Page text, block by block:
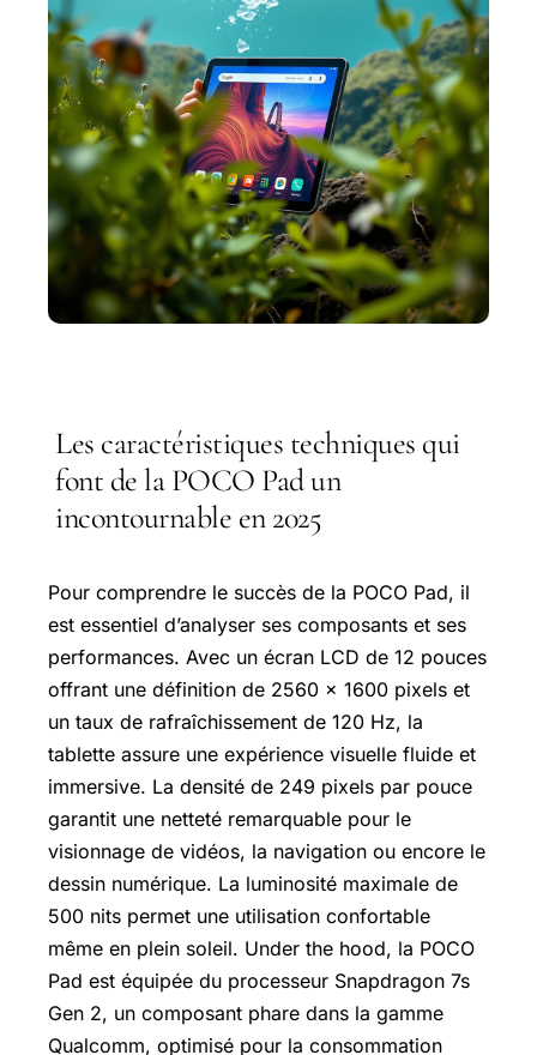
Les caractéristiques techniques qui
font de la POCO Pad un
incontournable en 2025
Pour comprendre le succès de la POCO Pad, il
est essentiel d’analyser ses composants et ses
performances. Avec un écran LCD de 12 pouces
offrant une définition de 2560 x 1600 pixels et
un taux de rafraîchissement de 120 Hz, la
tablette assure une expérience visuelle fluide et
immersive. La densité de 249 pixels par pouce
garantit une netteté remarquable pour le
visionnage de vidéos, la navigation ou encore le
dessin numérique. La luminosité maximale de
500 nits permet une utilisation confortable
même en plein soleil. Under the hood, la POCO
Pad est équipée du processeur Snapdragon 7s
Gen 2, un composant phare dans la gamme
Qualcomm, optimisé pour la consommation